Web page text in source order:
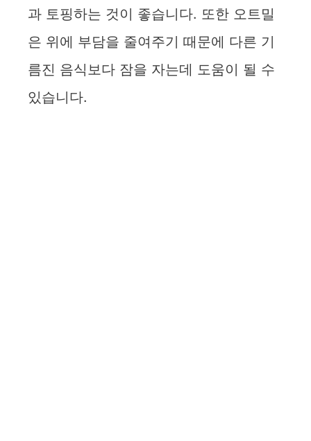
과 토핑하는 것이 좋습니다. 또한 오트밀
은 위에 부담을 줄여주기 때문에 다른 기
름진 음식보다 잠을 자는데 도움이 될 수
있습니다.